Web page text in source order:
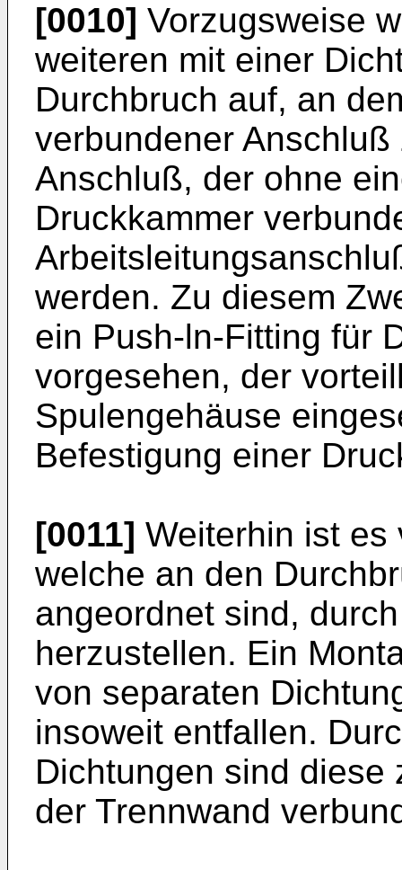
[0010] Vorzugsweise
weiteren mit einer
Durchbruch auf, an
verbundener
Anschluß, der ohne
Druckkammer
werden. Zu diesem
ein Push-ln-Fitting für
vorgesehen, der
Spulengehäuse
Befestigung einer
[0011] Weiterhin ist es
welche an den
angeordnet sind,
herzustellen. Ein
von separaten
insoweit entfallen.
Dichtungen sind diese
der Trennwand